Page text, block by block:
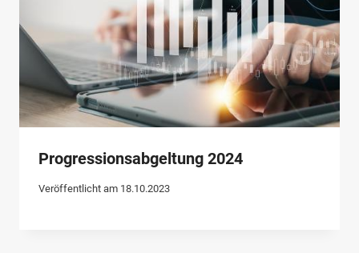
Progressionsabgeltung 2024
Veröffentlicht am 18.10.2023